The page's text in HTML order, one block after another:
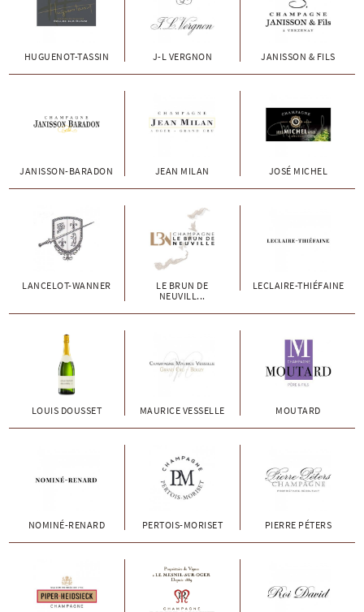
HUGUENOT-TASSIN J-L VERGNON JANISSON & FILS
JANISSON-BARADON JEAN MILAN JOSÉ MICHEL
LANCELOT-WANNER
LE BRUN DE
NEUVILL...
LECLAIRE-THIÉFAINE
LOUIS DOUSSET MAURICE VESSELLE MOUTARD
NOMINÉ-RENARD PERTOIS-MORISET PIERRE PÉTERS